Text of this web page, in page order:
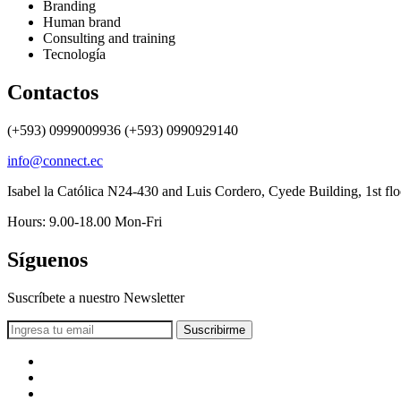
Branding
Human brand
Consulting and training
Tecnología
Contactos
(+593) 0999009936 (+593) 0990929140
info@connect.ec
Isabel la Católica N24-430 and Luis Cordero, Cyede Building, 1st
Hours: 9.00-18.00 Mon-Fri
Síguenos
Suscríbete a nuestro Newsletter